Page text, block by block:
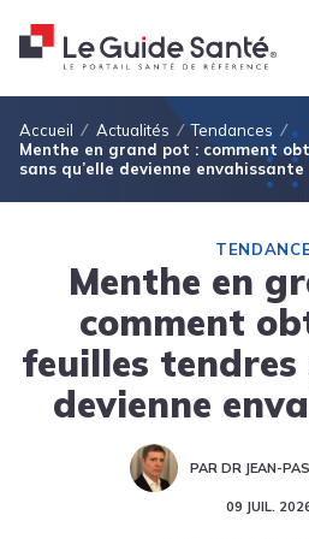
Fil d'Ariane
Accueil Actualités
Tendances
Menthe en grand pot : comment
sans qu’elle devienne envahissante
Menthe en
comment
feuilles tendres
devienne
PAR DR JEAN-
09 JUIL.